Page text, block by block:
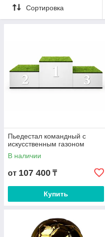
Сортировка
Пьедестал командный с
искусственным газоном
В наличии
от 107 400 ₸
Купить